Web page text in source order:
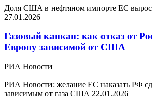
Доля США в нефтяном импорте ЕС
27.01.2026
Газовый капкан: как отказ от
Европу зависимой от США
РИА Новости
РИА Новости: желание ЕС наказать РФ
зависимым от газа США 22.01.2026